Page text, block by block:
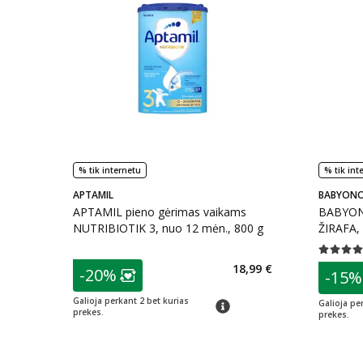
% tik internetu
APTAMIL
APTAMIL pieno gėrimas vaikams
NUTRIBIOTIK 3, nuo 12 mėn., 800 g
patarimas
Lojalumo klubo narių nuolaida:
-20%
Galioja perkant 2 bet kurias
prekes.
patarimas
18,99 €
% tik
Vidutinis
-15%
Galioja
prekes.